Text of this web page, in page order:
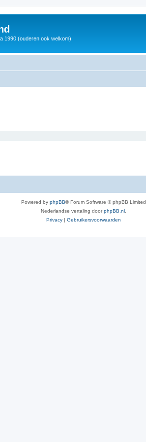
1990 (ouderen ook welkom)
Powered by phpBB® Forum Software © phpBB Limited
Nederlandse vertaling doorphpBB.nl
Privacy | Gebruikersvoorwaarden